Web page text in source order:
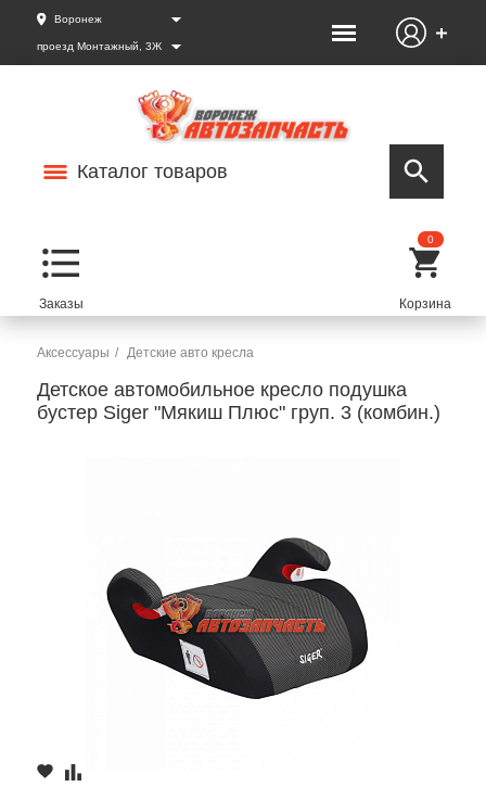
Воронеж
проезд Монтажный, 3Ж
Каталог товаров
0
Аксессуары Детские авто кресла
Детское автомобильное кресло подушка
бустер Siger "Мякиш Плюс" груп. 3 (комбин.)